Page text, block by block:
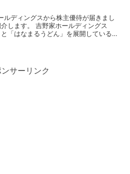
ルディングスから株主優待が届きまし
します。 吉野家ホールディングス
「はなまるうどん」を展開している企
サーリンク